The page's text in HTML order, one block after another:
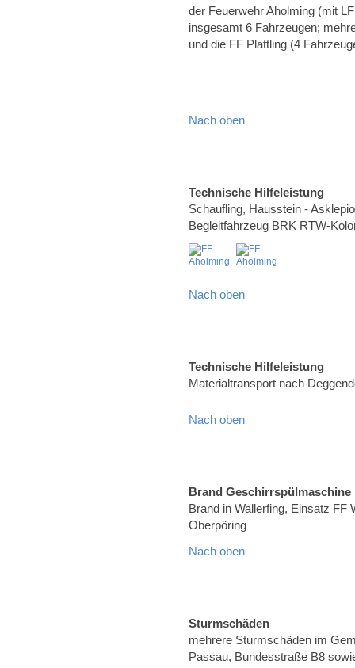
der Feuerwehr Aholming (mit
insgesamt 6 Fahrzeugen;
und die FF Plattling (4
Nach oben
Technische Hilfeleistung
Schaufling, Hausstein -
Begleitfahrzeug BRK RTW-
Nach oben
Technische Hilfeleistung
Materialtransport nach
Nach oben
Brand Geschirrspülmaschine
Brand in Wallerfing, Einsatz FF
Oberpöring
Nach oben
Sturmschäden
mehrere Sturmschäden im
Passau, Bundesstraße B8